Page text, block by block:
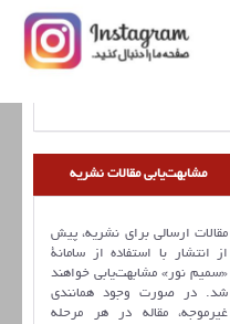
مشابهت‌یابی مقالات نشریه
مقالات ارسالی برای نشریه، پیش
از انتشار با استفاده از سامانۀ
«سمیم نور» مشابهت‌یابی خواهند
شد. در صورت وجود همانندی
غیرموجه، مقاله در هر مرحله